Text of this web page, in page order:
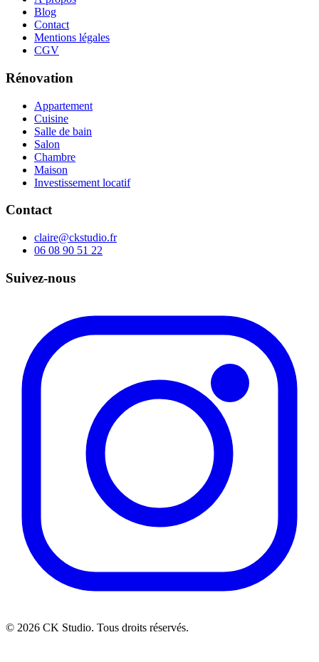
Blog
Contact
Mentions légales
CGV
Rénovation
Appartement
Cuisine
Salle de bain
Salon
Chambre
Maison
Investissement locatif
Contact
claire@ckstudio.fr
06 08 90 51 22
Suivez-nous
© 2026 CK Studio. Tous droits réservés.